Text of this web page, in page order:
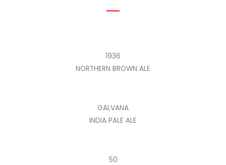
1936
NORTHERN BROWN ALE
GALVANA
INDIA PALE ALE
50